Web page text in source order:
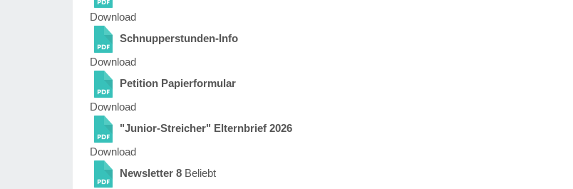
Download
Schnupperstunden-Info
Download
Petition Papierformular
Download
"Junior-Streicher" Elternbrief 2026
Download
Newsletter 8 Beliebt